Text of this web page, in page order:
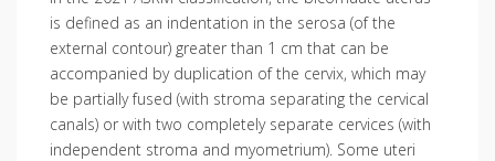
is defined as an indentation in the serosa (of the
external contour) greater than 1 cm that can be
accompanied by duplication of the cervix, which may
be partially fused (with stroma separating the cervical
canals) or with two completely separate cervices (with
independent stroma and myometrium). Some uteri